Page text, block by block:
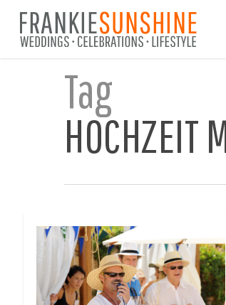
Skip
main
Tag
HOCHZEIT